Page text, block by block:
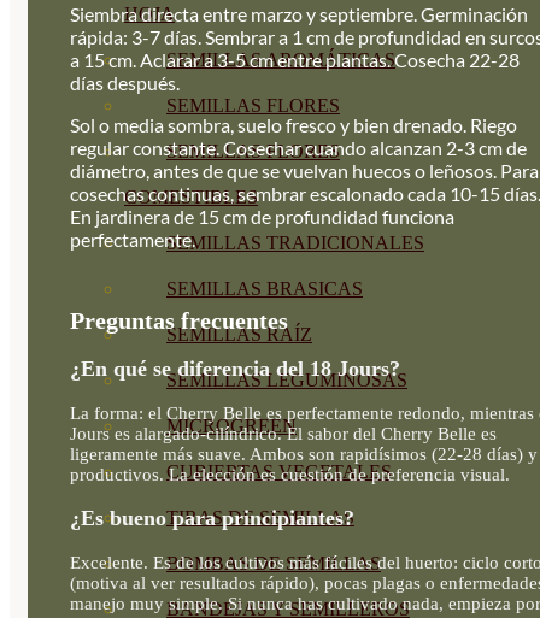
HOJA
SEMILLAS AROMÁTICAS
SEMILLAS FLORES
SEMILLAS FLORES
COMESTIBLES
SEMILLAS TRADICIONALES
SEMILLAS BRASICAS
SEMILLAS RAÍZ
SEMILLAS LEGUMINOSAS
MICROGREEN
CUBIERTAS VEGETALES
TIRAS DE SEMILLAS
BOMBAS DE SEMILLAS
BANDEJAS Y SEMILLEROS
Siembra directa entre marzo y septiembre. Germinación
rápida: 3-7 días. Sembrar a 1 cm de profundidad en
a 15 cm. Aclarar a 3-5 cm entre plantas. Cosecha 22-28
días después.
Sol o media sombra, suelo fresco y bien drenado. Riego
regular constante. Cosechar cuando alcanzan 2-3 cm de
diámetro, antes de que se vuelvan huecos o leñosos. Para
cosechas continuas, sembrar escalonado cada 10-15 días.
En jardinera de 15 cm de profundidad funciona
perfectamente.
Preguntas frecuentes
¿En qué se diferencia del 18 Jours?
La forma: el Cherry Belle es perfectamente redondo, mientras
Jours es alargado-cilíndrico. El sabor del Cherry Belle es
ligeramente más suave. Ambos son rapidísimos (22-28 días)
productivos. La elección es cuestión de preferencia visual.
¿Es bueno para principiantes?
Excelente. Es de los cultivos más fáciles del huerto: ciclo
(motiva al ver resultados rápido), pocas plagas o
manejo muy simple. Si nunca has cultivado nada, empieza por